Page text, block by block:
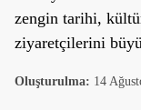
zengin tarihi,
ziyaretçilerini
Oluşturulma: 14